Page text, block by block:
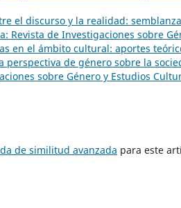
el discurso y la realidad:
Revista de Investigaciones sobre
en el ámbito cultural: aportes
perspectiva de género sobre la
sobre Género y Estudios
de similitud avanzada para este